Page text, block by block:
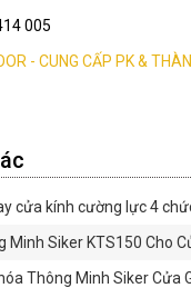
005
- CUNG CẤP PK &
cửa kính cường lực 4
Minh Siker KTS150 Cho
Thông Minh Siker Cửa